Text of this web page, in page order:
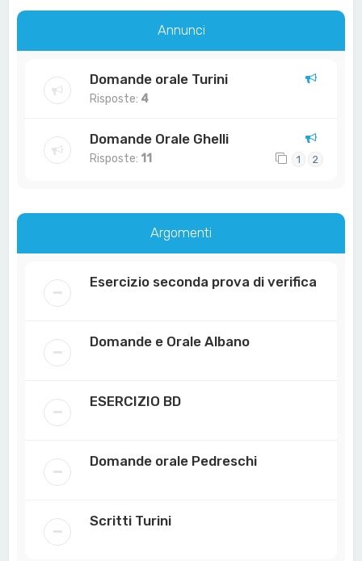
Annunci
Domande orale Turini
Risposte: 4
Domande Orale Ghelli
Risposte: 11 1 2
Argomenti
Esercizio seconda prova di verifica
Domande e Orale Albano
ESERCIZIO BD
Domande orale Pedreschi
Scritti Turini